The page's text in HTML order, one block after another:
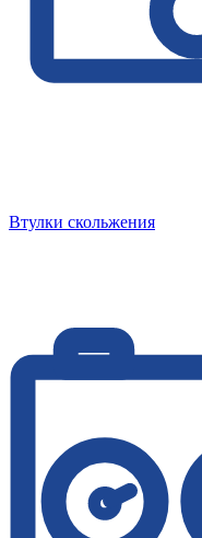
Втулки скольжения